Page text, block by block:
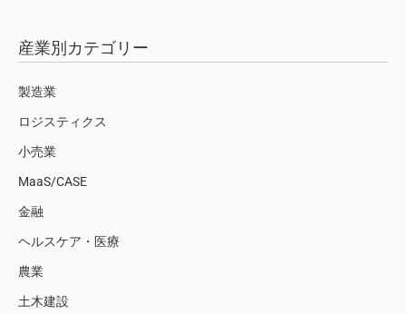
産業別カテゴリー
製造業
ロジスティクス
小売業
MaaS/CASE
金融
ヘルスケア・医療
農業
土木建設